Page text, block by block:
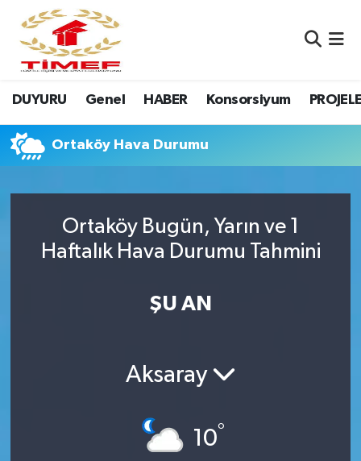
DUYURU Genel HABER Konsorsiyum
Ortaköy Hava Durumu
Ortaköy Bugün, Yarın ve 1
Haftalık Hava Durumu Tahmini
ŞU AN
Aksaray
10°
Anasayfa Kutu
Anasayfa Manşet
Canlı Yayın
Erasmus
Nöbetçi Eczaneler
Hava Durumu
Namaz Vakitleri
Süper Lig Puan Durumu ve Fikstür
Son Dakika Haberleri